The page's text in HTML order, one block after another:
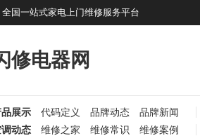
全国一站式家电上门维修服务平台
修电器网
品展示 代码定义 品牌动态 品牌新闻
调动态
维修之家 维修常识 维修案例